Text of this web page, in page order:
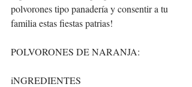
polvorones tipo panadería y consentir a tu
familia estas fiestas patrias!
POLVORONES DE NARANJA:
iNGREDIENTES